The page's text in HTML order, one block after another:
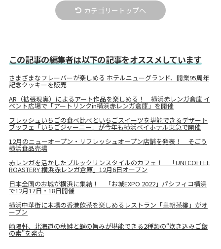
カテゴリートップへ
この記事の編集者は以下の記事をオススメしています
さまざまなフレーバーが楽しめる ホテルニューグランド、開業95周年
記念クッキーを販売
AR（拡張現実）によるアート作品を楽しめる！ 横浜赤レンガ倉庫 イ
ベント広場で「アートリンクin横浜赤レンガ倉庫」を開催
フレッシュいちごの食べ比べといちごスイーツを堪能できるデザート
ブッフェ「いちごジャーニー」が今年も横浜ベイホテル東急で開催
12月のニューオープン・リフレッシュオープン店舗を発表！ そごう
横浜食品売場
赤レンガを活かしたブルックリンスタイルのカフェ！ 「UNI COFFEE
ROASTERY 横浜赤レンガ倉庫」12月6日オープン
日本全国のお城が横浜に集結！ 「お城EXPO 2022」パシフィコ横浜
で12月17日・18日開催
横浜中華街に本場の香港飲茶を楽しめるレストラン「皇朝茶樓」がオ
ープン
崎陽軒、北海道の秋鮭と蛸の旨みが堪能できる2種類の“炊き込みご飯
の素”を発売